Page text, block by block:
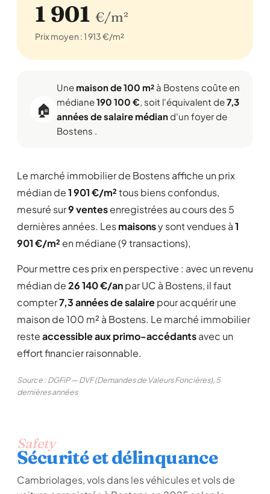
1 901 €/m²
Prix moyen : 1 913 €/m²
🏠
Une maison de 100 m² à Bostens coûte en
médiane190 100 €, soit l'équivalent de7,3
années de salaire médiand'un foyer de
Bostens .
Le marché immobilier de Bostens affiche un prix
médian de1 901 €/m²tous biens confondus,
mesuré sur9 ventesenregistrées au cours des 5
dernières années. Lesmaisonsy sont vendues à1
901 €/m² en médiane (9 transactions),
Pour mettre ces prix en perspective : avec un revenu
médian de26 140 €/anpar UC à Bostens, il faut
compter7,3 années de salairepour acquérir une
maison de 100 m² à Bostens. Le marché immobilier
resteaccessible aux primo-accédantsavec un
effort financier raisonnable.
Source : DGFiP — DVF (Demandes de Valeurs Foncières), 5
dernières années
Safety
Sécurité et délinquance
Cambriolages, vols dans les véhicules et vols de